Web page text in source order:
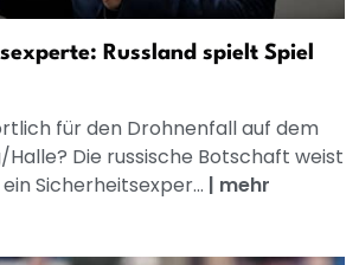
Russland spielt Spiel
für den Drohnenfall auf dem
Halle? Die russische Botschaft weist
Sicherheitsexper... | mehr